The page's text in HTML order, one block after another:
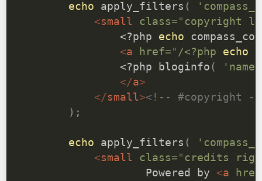
echo apply_filters (
<small class= " copyright
<?php
echo
<a href= " /<?php echo
<?php
bloginfo (
'name'
</a>
</small><!-- #copyright --
) ;
echo apply_filters (
<small class= " credits
                    Powered by
<a href